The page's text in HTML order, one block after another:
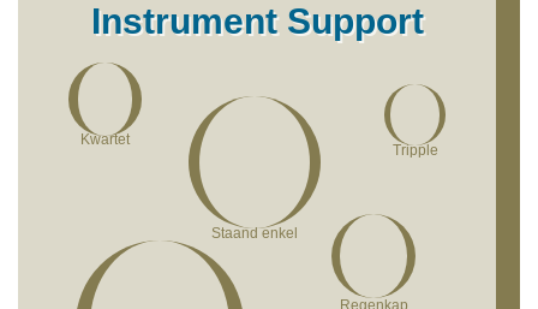
Instrument Support
Kwartet
Staand enkel
Tripple
Regenkap